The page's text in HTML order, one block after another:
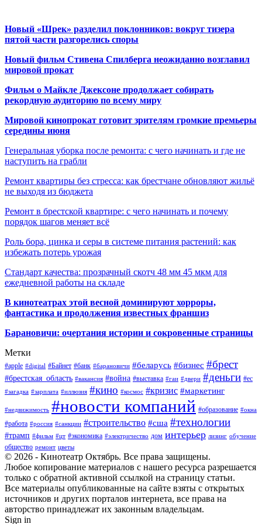
Новый «Шрек» разделил поклонников: вокруг тизера
пятой части разгорелись споры
Новый фильм Стивена Спилберга неожиданно возглавил
мировой прокат
Фильм о Майкле Джексоне продолжает собирать
рекордную аудиторию по всему миру
Мировой кинопрокат готовит зрителям громкие премьеры
середины июня
Генеральная уборка после ремонта: с чего начинать и где не
наступить на грабли
Ремонт квартиры без стресса: как брестчане обновляют жильё
не выходя из бюджета
Ремонт в брестской квартире: с чего начинать и почему
порядок шагов меняет всё
Роль бора, цинка и серы в системе питания растений: как
избежать потерь урожая
Стандарт качества: прозрачный скотч 48 мм 45 мкм для
ежедневной работы на складе
В кинотеатрах этой весной доминируют хорроры,
фантастика и продолжения известных франшиз
Барановичи: очертания истории и сокровенные страницы
Метки
#apple #digital #Байнет #банк #барановичи #беларусь #бизнес #брест
#брестская_область #вакансия #война #выставка #гаи #двери #деньги #ес
#загадка #зарплата #иллюзия #кино #космос #кризис #маркетинг
#недвижимость #новости компаний #образование #окна
#работа #россия #санкции #строительство #сша #технологии
#трамп #фильм #цт #экономика #электричество дом интерьер лизинг обучение
общество ремонт цветы
© 2026 - Кинотеатр Октябрь. Все права защищены.
Любое копирование материалов с нашего ресурса разрешается
только с обратной активной ссылкой на страницу статьи.
Все материалы опубликованные на сайте взяты с открытых
источников и других порталов интернета, все права на
авторство принадлежат их законным владельцам.
Sign in